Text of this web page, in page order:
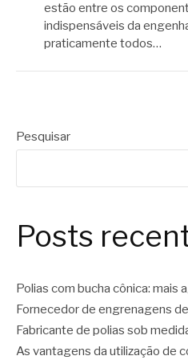
estão entre os
indispensáveis da
praticamente todos…
Pesquisar
Posts
Polias com bucha cônica: mais
Fornecedor de engrenagens
Fabricante de polias sob
As vantagens da utilização de